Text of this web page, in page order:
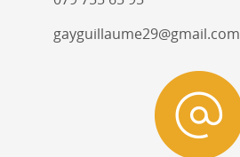
gayguillaume29@gmail.com